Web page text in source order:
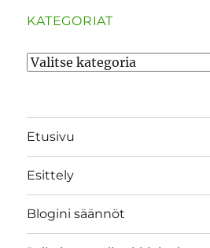
KATEGORIAT
Kategoriat
Etusivu
Esittely
Blogini säännöt